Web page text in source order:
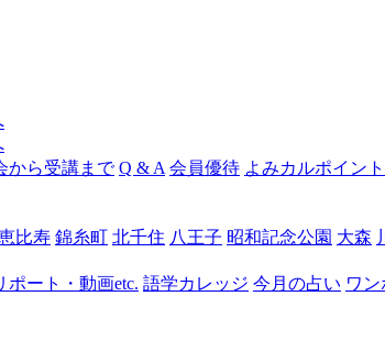
ャ
柏
から受講まで Q & A 会員優待 よみカルポイント
比寿 錦糸町 北千住 八王子 昭和記念公園 大森
ポート・動画etc. 語学カレッジ 今月の占い ワ